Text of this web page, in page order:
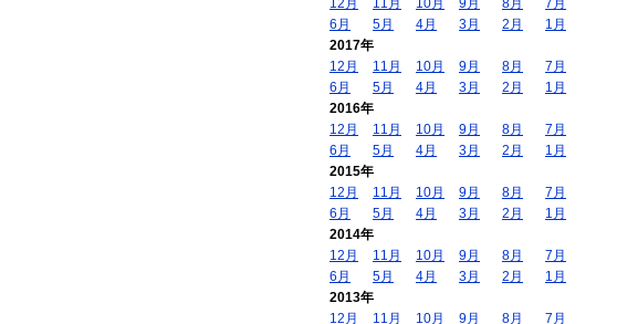
6月
5月 4月 3月 2月
1月
2017年
12月
11月 10月 9月 8月
7月
6月
5月 4月 3月 2月
1月
2016年
12月
11月 10月 9月 8月
7月
6月
5月 4月 3月 2月
1月
2015年
12月
11月 10月 9月 8月
7月
6月
5月 4月 3月 2月
1月
2014年
12月
11月 10月 9月 8月
7月
6月
5月 4月 3月 2月
1月
2013年
12月
11月 10月 9月 8月 7月